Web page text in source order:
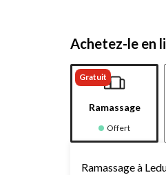
Achetez-le en
Gratuit
Ramassage
Offert
Ramassage à